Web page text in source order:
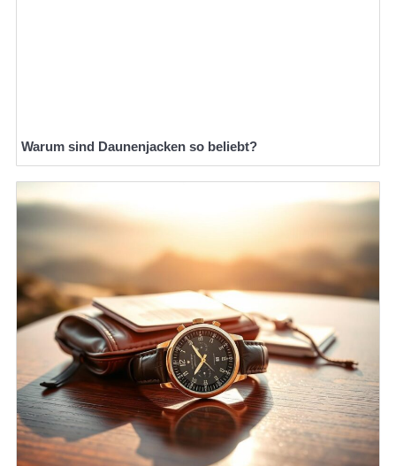
Warum sind Daunenjacken so beliebt?